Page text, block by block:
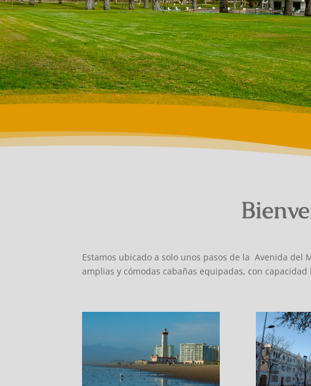
Estamos ubicado a solo unos pasos de la Avenida del
amplias y cómodas cabañas equipadas, con